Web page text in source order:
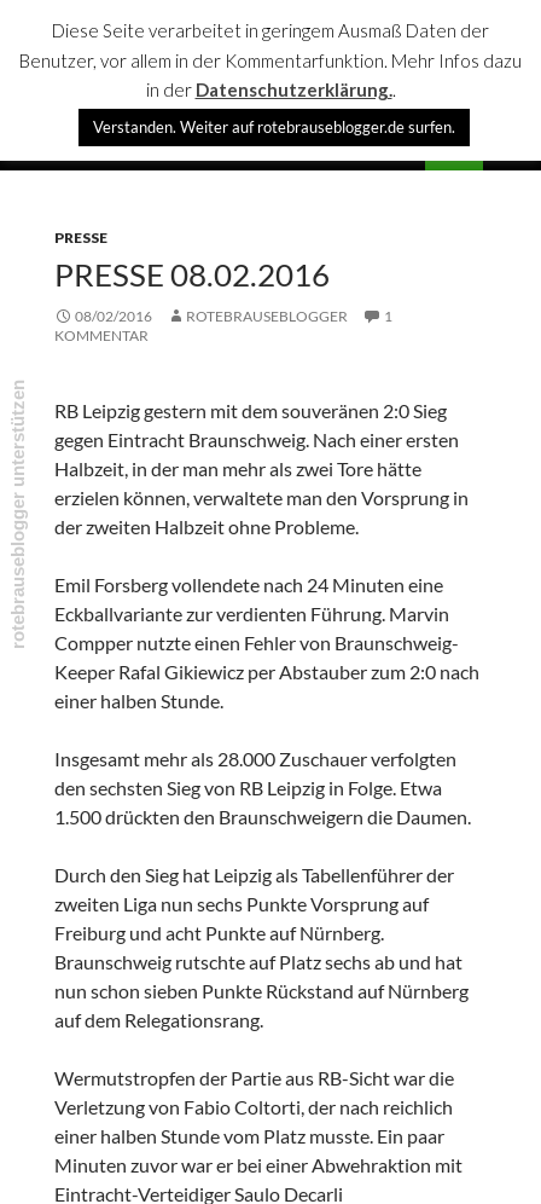
rotebrauseblogger
SPRINGE
PRESSE
PRESSE 08.02.2016
08/02/2016 ROTEBRAUSEBLOGGER
1
KOMMENTAR
RB Leipzig gestern mit dem souveränen 2:0 Sieg
gegen Eintracht Braunschweig. Nach einer ersten
Halbzeit, in der man mehr als zwei Tore hätte
erzielen können, verwaltete man den Vorsprung in
der zweiten Halbzeit ohne Probleme.
Emil Forsberg vollendete nach 24 Minuten eine
Eckballvariante zur verdienten Führung. Marvin
Compper nutzte einen Fehler von Braunschweig-
Keeper Rafal Gikiewicz per Abstauber zum 2:0 nach
einer halben Stunde.
Insgesamt mehr als 28.000 Zuschauer verfolgten
den sechsten Sieg von RB Leipzig in Folge. Etwa
1.500 drückten den Braunschweigern die Daumen.
Durch den Sieg hat Leipzig als Tabellenführer der
zweiten Liga nun sechs Punkte Vorsprung auf
Freiburg und acht Punkte auf Nürnberg.
Braunschweig rutschte auf Platz sechs ab und hat
nun schon sieben Punkte Rückstand auf Nürnberg
auf dem Relegationsrang.
Wermutstropfen der Partie aus RB-Sicht war die
Verletzung von Fabio Coltorti, der nach reichlich
einer halben Stunde vom Platz musste. Ein paar
Minuten zuvor war er bei einer Abwehraktion mit
Eintracht-Verteidiger Saulo Decarli
Diese Seite verarbeitet in geringem Ausmaß Daten der
Benutzer, vor allem in der Kommentarfunktion. Mehr Infos dazu
in der Datenschutzerklärung..
Verstanden. Weiter auf rotebrauseblogger.de surfen.
rotebrauseblogger unterstützen